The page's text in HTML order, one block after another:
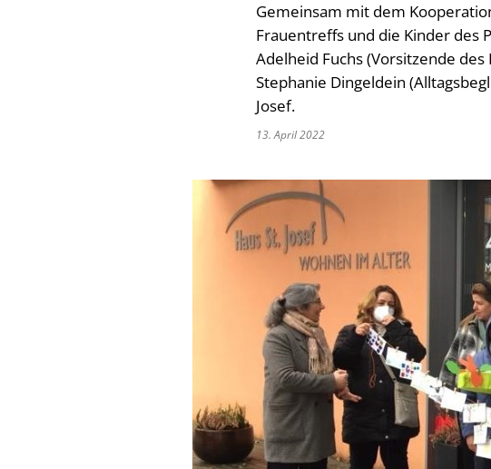
Gemeinsam mit dem
Frauentreffs und die Kinder des
Adelheid Fuchs (Vorsitzende
Stephanie Dingeldein
Josef.
13. April 2022